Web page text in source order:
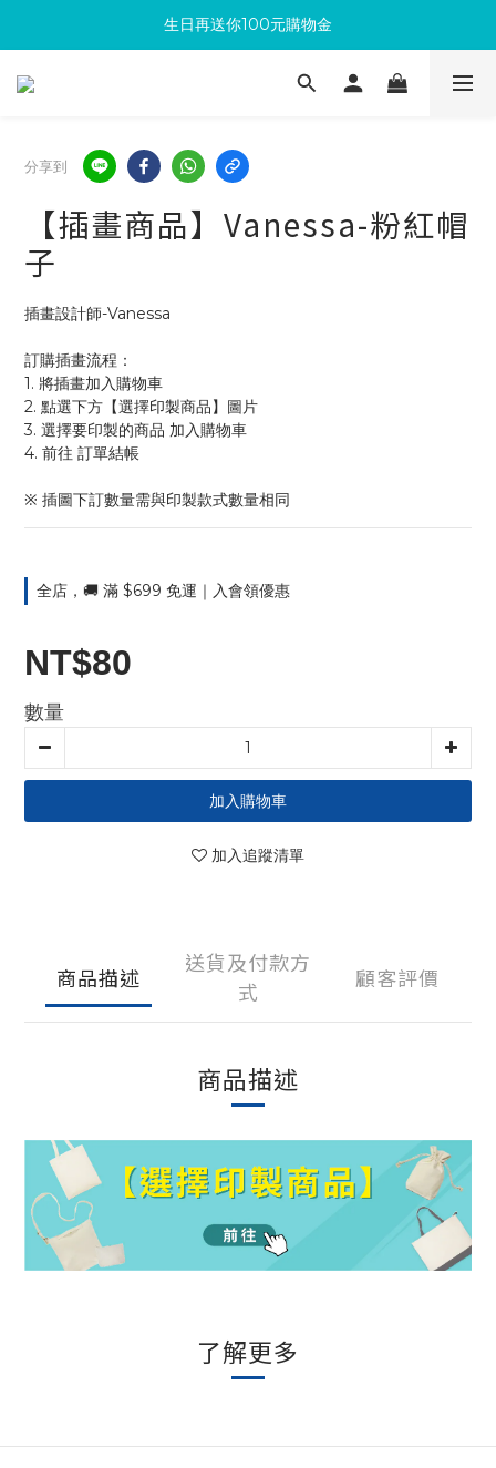
滿300回饋10%購物金
生日再送你100元購物金
加入成為新會員 馬上領取50元購物金
分享到
【插畫商品】Vanessa-粉紅帽
子
插畫設計師-Vanessa
訂購插畫流程：
1. 將插畫加入購物車
2. 點選下方【選擇印製商品】圖片
3. 選擇要印製的商品 加入購物車
4. 前往 訂單結帳
※ 插圖下訂數量需與印製款式數量相同
全店，🚚 滿 $699 免運｜入會領優惠
NT$80
數量
加入購物車
加入追蹤清單
商品描述
送貨及付款方
式
顧客評價
商品描述
了解更多